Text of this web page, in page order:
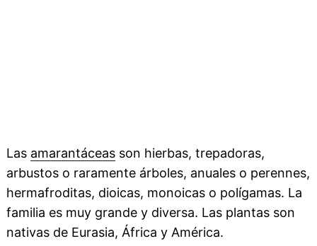
Las amarantáceasson hierbas, trepadoras,
arbustos o raramente árboles, anuales o perennes,
hermafroditas, dioicas, monoicas o polígamas. La
familia es muy grande y diversa. Las plantas son
nativas de Eurasia, África y América.